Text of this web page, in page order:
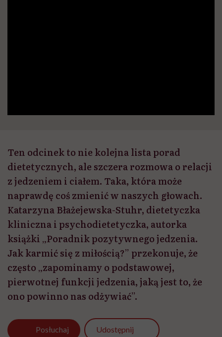
Ten odcinek to nie kolejna lista porad
dietetycznych, ale szczera rozmowa o relacji
z jedzeniem i ciałem. Taka, która może
naprawdę coś zmienić w naszych głowach.
Katarzyna Błażejewska-Stuhr, dietetyczka
kliniczna i psychodietetyczka, autorka
książki „Poradnik pozytywnego jedzenia.
Jak karmić się z miłością?” przekonuje, że
często „zapominamy o podstawowej,
pierwotnej funkcji jedzenia, jaką jest to, że
ono powinno nas odżywiać”.
Posłuchaj Udostępnij